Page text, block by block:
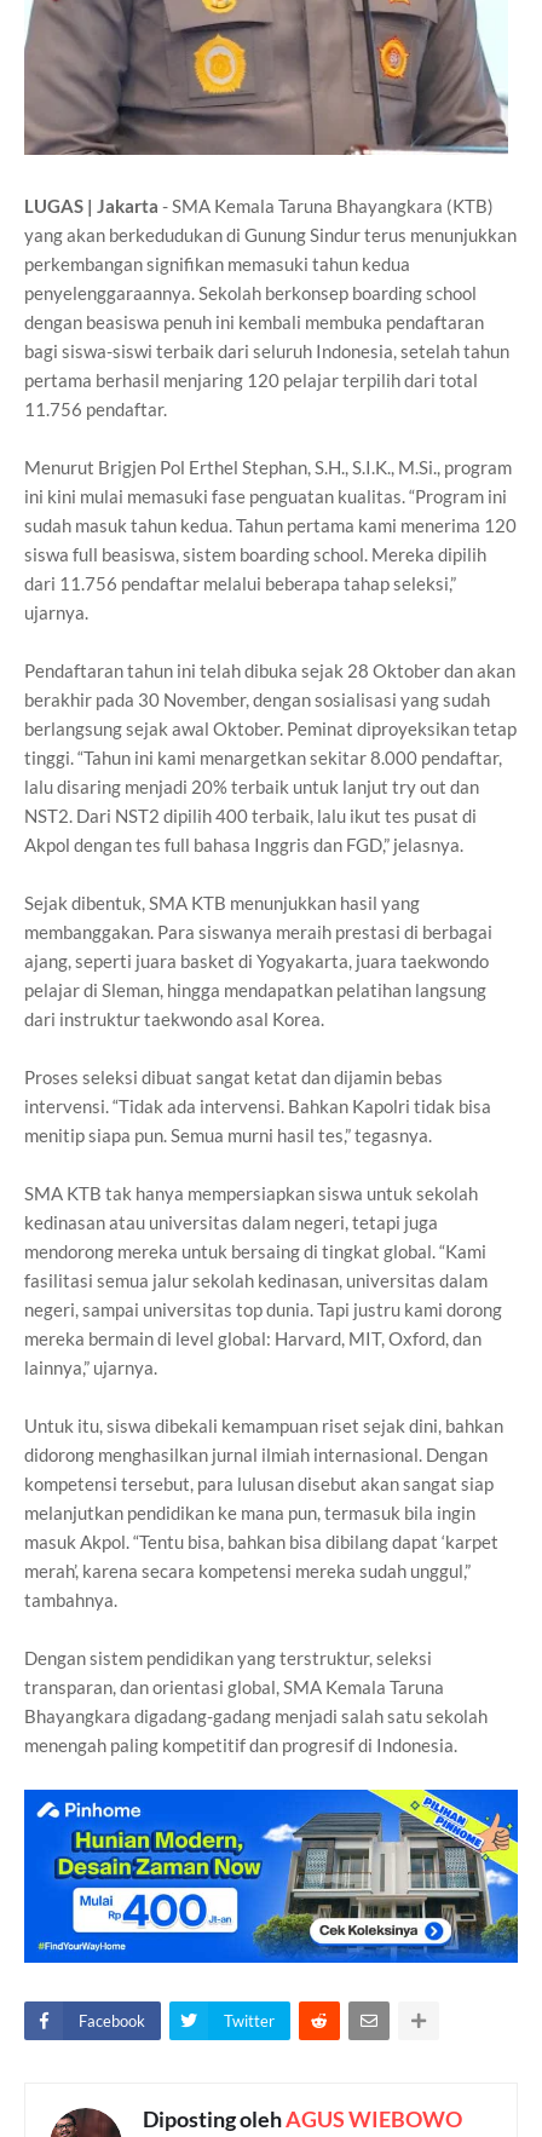
LUGAS | Jakarta - SMA Kemala Taruna Bhayangkara (KTB)
yang akan berkedudukan di Gunung Sindur terus menunjukkan
perkembangan signifikan memasuki tahun kedua
penyelenggaraannya. Sekolah berkonsep boarding school
dengan beasiswa penuh ini kembali membuka pendaftaran
bagi siswa-siswi terbaik dari seluruh Indonesia, setelah tahun
pertama berhasil menjaring 120 pelajar terpilih dari total
11.756 pendaftar.
Menurut Brigjen Pol Erthel Stephan, S.H., S.I.K., M.Si., program
ini kini mulai memasuki fase penguatan kualitas. “Program ini
sudah masuk tahun kedua. Tahun pertama kami menerima 120
siswa full beasiswa, sistem boarding school. Mereka dipilih
dari 11.756 pendaftar melalui beberapa tahap seleksi,”
ujarnya.
Pendaftaran tahun ini telah dibuka sejak 28 Oktober dan akan
berakhir pada 30 November, dengan sosialisasi yang sudah
berlangsung sejak awal Oktober. Peminat diproyeksikan tetap
tinggi. “Tahun ini kami menargetkan sekitar 8.000 pendaftar,
lalu disaring menjadi 20% terbaik untuk lanjut try out dan
NST2. Dari NST2 dipilih 400 terbaik, lalu ikut tes pusat di
Akpol dengan tes full bahasa Inggris dan FGD,” jelasnya.
Sejak dibentuk, SMA KTB menunjukkan hasil yang
membanggakan. Para siswanya meraih prestasi di berbagai
ajang, seperti juara basket di Yogyakarta, juara taekwondo
pelajar di Sleman, hingga mendapatkan pelatihan langsung
dari instruktur taekwondo asal Korea.
Proses seleksi dibuat sangat ketat dan dijamin bebas
intervensi. “Tidak ada intervensi. Bahkan Kapolri tidak bisa
menitip siapa pun. Semua murni hasil tes,” tegasnya.
SMA KTB tak hanya mempersiapkan siswa untuk sekolah
kedinasan atau universitas dalam negeri, tetapi juga
mendorong mereka untuk bersaing di tingkat global. “Kami
fasilitasi semua jalur sekolah kedinasan, universitas dalam
negeri, sampai universitas top dunia. Tapi justru kami dorong
mereka bermain di level global: Harvard, MIT, Oxford, dan
lainnya,” ujarnya.
Untuk itu, siswa dibekali kemampuan riset sejak dini, bahkan
didorong menghasilkan jurnal ilmiah internasional. Dengan
kompetensi tersebut, para lulusan disebut akan sangat siap
melanjutkan pendidikan ke mana pun, termasuk bila ingin
masuk Akpol. “Tentu bisa, bahkan bisa dibilang dapat ‘karpet
merah’, karena secara kompetensi mereka sudah unggul,”
tambahnya.
Dengan sistem pendidikan yang terstruktur, seleksi
transparan, dan orientasi global, SMA Kemala Taruna
Bhayangkara digadang-gadang menjadi salah satu sekolah
menengah paling kompetitif dan progresif di Indonesia.
Facebook Twitter
Diposting olehAGUS WIEBOWO